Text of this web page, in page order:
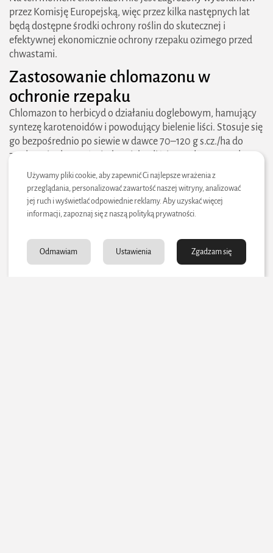
2026 zielonestrefy.pl Wszelkie prawa
zastrzeżone. Treści publikowane w serwisie są
chronione prawem autorskim.
przez Komisję Europejską, więc przez kilka następnych lat
będą dostępne środki ochrony roślin do skutecznej i
efektywnej ekonomicznie ochrony rzepaku ozimego przed
chwastami.
​Zastosowanie chlomazonu w
ochronie rzepaku
Chlomazon to herbicyd o działaniu doglebowym, hamujący
syntezę karotenoidów i powodujący bielenie liści. Stosuje się
go bezpośrednio po siewie w dawce 70–120 g s.cz./ha do
zwalczania chwastów jedno- i dwuliściennych. W rzepaku
często łączy się go z metazachlorem lub napropamidem, co
wzmacnia skuteczność. Kluczowe jest dobre przygotowanie
gleby – wyrównanie i usunięcie brył oraz resztek roślinnych.
Obecnie chlomazon jest dostępny i zarejestrowany do
Zobacz również:
Używamy pliki cookie, aby zapewnić Ci najlepsze wrażenia z
przeglądania, personalizować zawartość naszej witryny, analizować
jej ruch i wyświetlać odpowiednie reklamy. Aby uzyskać więcej
informacji, zapoznaj się z naszą polityką prywatności.
Zgadzam się
Ustawienia
Odmawiam